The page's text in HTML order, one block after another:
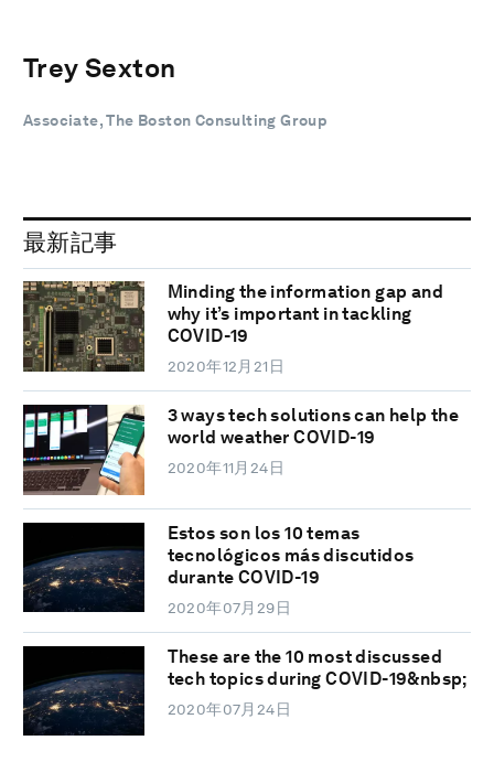
Trey Sexton
Associate, The Boston Consulting Group
最新記事
Minding the information gap and
why it’s important in tackling
COVID-19
2020年12月21日
3 ways tech solutions can help the
world weather COVID-19
2020年11月24日
Estos son los 10 temas
tecnológicos más discutidos
durante COVID-19
2020年07月29日
These are the 10 most discussed
tech topics during COVID-19&nbsp;
2020年07月24日